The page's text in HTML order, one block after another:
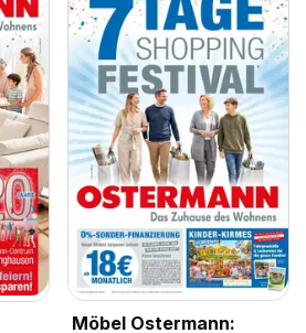
Möbel Ostermann: